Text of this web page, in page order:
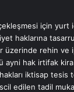
için yurt
haklarına
üzerinde rehin ve
ayni hak irtifak
iktisap tesis
edilen tadil